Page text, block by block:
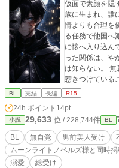
仮面で素顔を隠
族に生まれ、誰
情よりも合理を
る任務で他国
に懐へ入り込ん
った関係は、や
は知らない。 無
惹きつけている
でも 彼の存在に
知らない騎士団
BL 完結 長編 R15
24h.ポイント 14pt
小説 29,633 位 / 228,744件 BL
BL 無自覚 男前美人受け
ムーンライトノベルズ様と同時
溺愛
総受け